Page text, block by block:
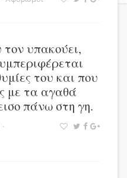
τον υπακούει,
του και που
με τα αγαθά
πάνω στη γη.
·